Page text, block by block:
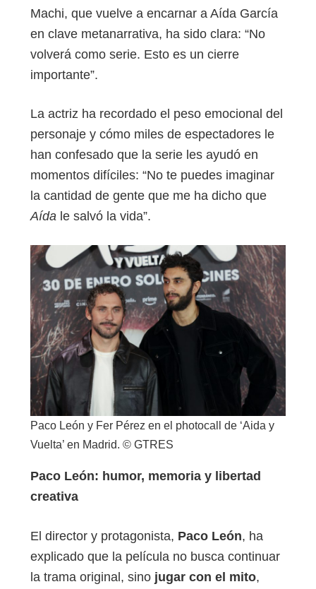
Machi, que vuelve a encarnar a Aída García
en clave metanarrativa, ha sido clara: “No
volverá como serie. Esto es un cierre
importante”.
La actriz ha recordado el peso emocional del
personaje y cómo miles de espectadores le
han confesado que la serie les ayudó en
momentos difíciles: “No te puedes imaginar
la cantidad de gente que me ha dicho que
Aída le salvó la vida”.
Paco León y Fer Pérez en el photocall de ‘Aida y
Vuelta’ en Madrid. © GTRES
Paco León: humor, memoria y libertad
creativa
El director y protagonista, Paco León, ha
explicado que la película no busca continuar
la trama original, sino jugar con el mito,